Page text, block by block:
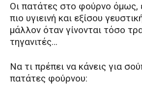
Οι πατάτες στο φούρνο όμως,
πιο υγιεινή και εξίσου
μάλλον όταν γίνονται τόσο
τηγανιτές…
Να τι πρέπει να κάνεις για
πατάτες φούρνου: